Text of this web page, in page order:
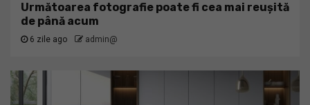
Următoarea fotografie poate fi cea mai reușită
de până acum
6 zile ago admin@